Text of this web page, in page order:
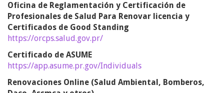
Oficina de Reglamentación y Certificación de
Profesionales de Salud Para Renovar licencia y
Certificados de Good Standing
https://orcps.salud.gov.pr/
Certificado de ASUME
https://app.asume.pr.gov/Individuals
Renovaciones Online (Salud Ambiental, Bomberos,